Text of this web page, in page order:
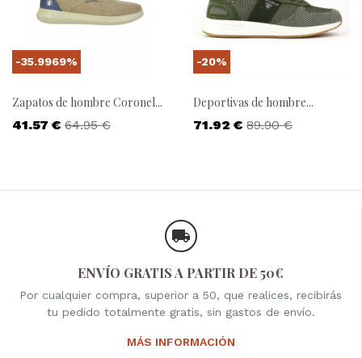
Zapatos de hombre Coronel...
Precio
41.57 € Precio base
64.95 €
-35.9969%
Deportivas de hombre...
Precio
71.92 € Precio base
89.90 €
-20%
ENVÍO GRATIS A PARTIR DE 50€
Por cualquier compra, superior a 50, que realices, recibirás
tu pedido totalmente gratis, sin gastos de envío.
MÁS INFORMACIÓN